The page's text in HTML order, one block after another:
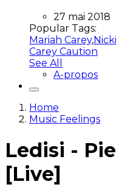
27 mai 2018
Popular Tags:
Mariah Carey,
Carey Caution
See All
A-propos
Home
Music Feelings
Ledisi -
[Live]